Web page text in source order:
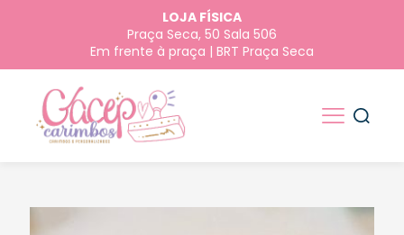
LOJA FÍSICA
Praça Seca, 50 Sala 506
Em frente à praça | BRT Praça Seca